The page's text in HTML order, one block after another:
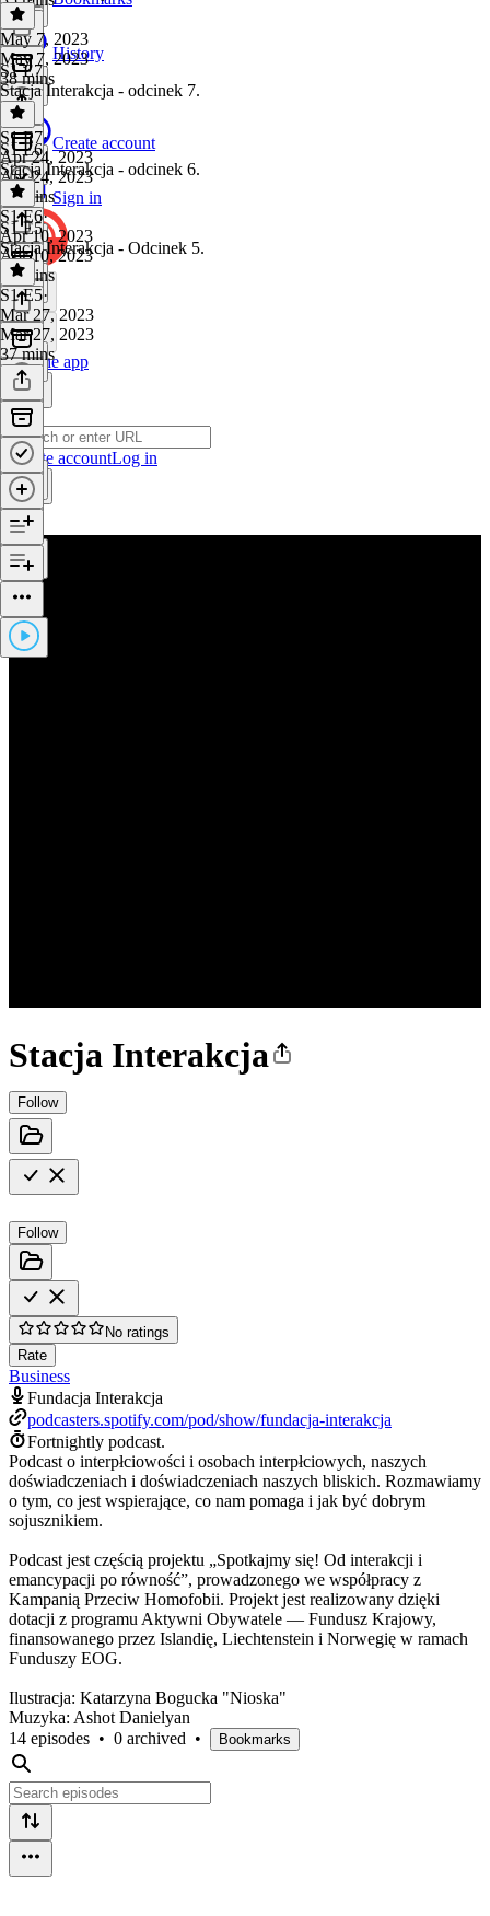
History
Create account
Sign in
Get the app
Create accountLog in
Stacja Interakcja
Follow
Follow
No ratings
Rate
Business
Fundacja Interakcja
podcasters.spotify.com/pod/show/fundacja-interakcja
Fortnightly podcast.
Podcast o interpłciowości i osobach interpłciowych, naszych
doświadczeniach i doświadczeniach naszych bliskich. Rozmawiamy
o tym, co jest wspierające, co nam pomaga i jak być dobrym
sojusznikiem.
Podcast jest częścią projektu „Spotkajmy się! Od interakcji i
emancypacji po równość”, prowadzonego we współpracy z
Kampanią Przeciw Homofobii. Projekt jest realizowany dzięki
dotacji z programu Aktywni Obywatele — Fundusz Krajowy,
finansowanego przez Islandię, Liechtenstein i Norwegię w ramach
Funduszy EOG.
Ilustracja: Katarzyna Bogucka "Nioska"
Muzyka: Ashot Danielyan
14 episodes • 0 archived • Bookmarks
May 7, 2023
May 7, 2023
38 mins
S1 E7
Stacja Interakcja - odcinek 7.
S1 E7·
Apr 24, 2023
Apr 24, 2023
32 mins
S1 E6
Stacja Interakcja - odcinek 6.
S1 E6·
Apr 10, 2023
Apr 10, 2023
37 mins
S1 E5
Stacja Interakcja - Odcinek 5.
S1 E5·
Mar 27, 2023
Mar 27, 2023
37 mins